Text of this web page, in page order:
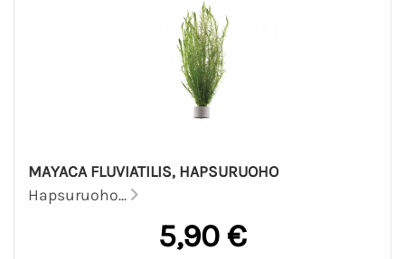
MAYACA FLUVIATILIS, HAPSURUOHO
Hapsuruoho...
5,90 €